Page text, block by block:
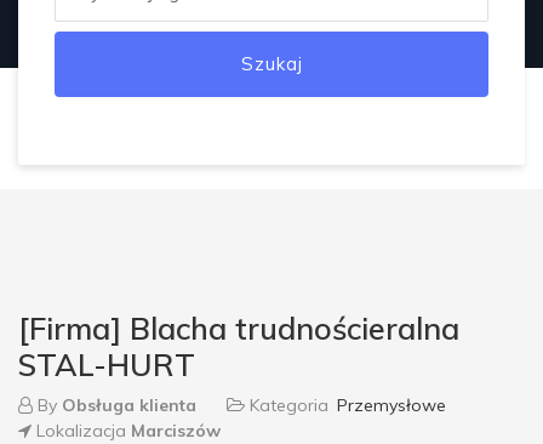
Szukaj
[Firma] Blacha trudnościeralna
STAL-HURT
By Obsługa klienta Kategoria Przemysłowe
Lokalizacja Marciszów